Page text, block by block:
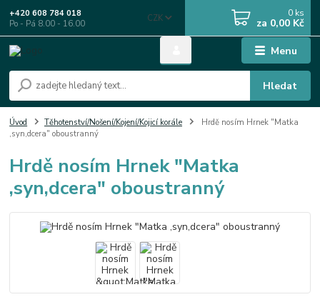
Menu
CZK
Hledat
+420 608 784 018
Po - Pá 8.00 - 16.00
0 ks
za 0,00 Kč
Úvod Těhotenství/Nošení/Kojení/Kojicí korále
Hrdě nosím Hrnek "Matka
,syn,dcera" oboustranný
Hrdě nosím Hrnek "Matka
,syn,dcera" oboustranný